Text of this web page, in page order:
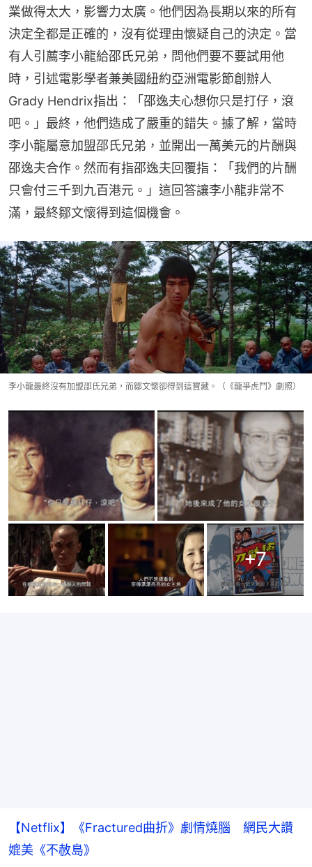
業做得太大，影響力太廣。他們因為長期以來的所有
決定全都是正確的，沒有從理由懷疑自己的決定。當
有人引薦李小龍給邵氏兄弟，問他們要不要試用他
時，引述電影學者兼美國紐約亞洲電影節創辦人
Grady Hendrix指出：「邵逸夫心想你只是打仔，滾
吧。」最終，他們造成了嚴重的錯失。據了解，當時
李小龍屬意加盟邵氏兄弟，並開出一萬美元的片酬與
邵逸夫合作。然而有指邵逸夫回覆指：「我們的片酬
只會付三千到九百港元。」這回答讓李小龍非常不
滿，最終鄒文懷得到這個機會。
李小龍最終沒有加盟邵氏兄弟，而鄒文懷卻得到這寶藏。（《龍爭虎鬥》劇照）
+7
【Netflix】《Fractured曲折》劇情燒腦 網民大讚
媲美《不赦島》